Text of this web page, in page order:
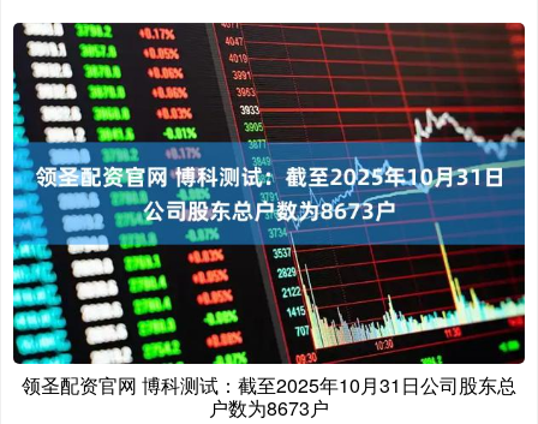
领圣配资官网 博科测试：截至2025年10月31日公司股东总
户数为8673户